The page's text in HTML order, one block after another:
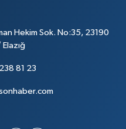
Hekim Sok. No:35, 23190
81 23